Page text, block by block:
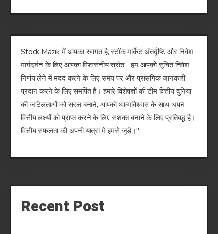
Stock Mazik में आपका स्वागत है, स्टॉक मार्केट अंतर्दृष्टि और निवेश
मार्गदर्शन के लिए आपका विश्वसनीय स्रोत। हम आपको सूचित निवेश
निर्णय लेने में मदद करने के लिए समय पर और प्रासंगिक जानकारी
प्रदान करने के लिए समर्पित हैं। हमारे विशेषज्ञों की टीम वित्तीय दुनिया
की जटिलताओं को सरल बनाने, आपको आत्मविश्वास के साथ अपने
वित्तीय लक्ष्यों को प्राप्त करने के लिए सशक्त बनाने के लिए प्रतिबद्ध है।
वित्तीय सफलता की अपनी यात्रा में हमसे जुड़ें।"
Recent Post